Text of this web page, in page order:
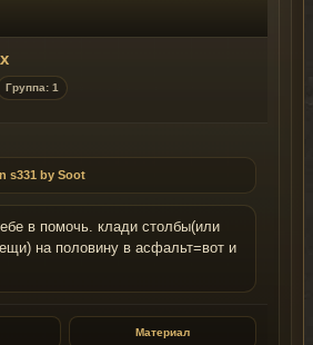
Группа: 1
s331 by Soot
в помочь. клади столбы(или
на половину в асфальт=вот и
Материал